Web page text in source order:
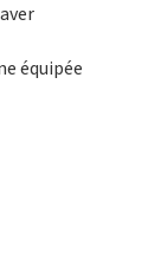
équipée